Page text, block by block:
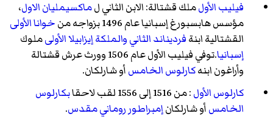
فيليب الأولملك قشتالة: الابن الثاني لماكسيمليان الاول،
مؤسس هابسبورغ إسبانيا عام 1496 بزواجه من
خوانا الأولى
القشتالية ابنةفرديناند الثانيوالملكة إيزابيلا الأولىملوك
إسبانيا
.توفي فيليب الأول عام 1506 وورث عرش قشتالة
وأراغون ابنهكارلوس الخامسأو شارلكان.
كارلوس الأول: من 1516 إلى 1556 لقب لاحقا
بكارلوس
الخامسأو شارلكانإمبراطور روماني مقدس.